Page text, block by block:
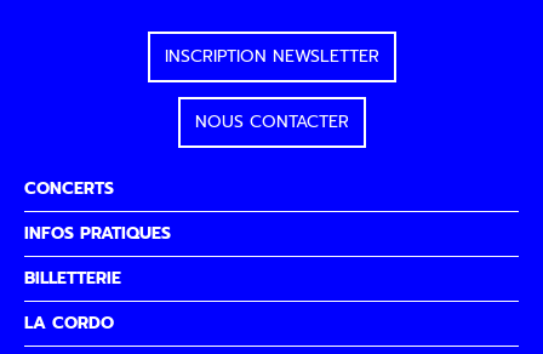
CONCERTS
INFOS PRATIQUES
BILLETTERIE
LA CORDO
INSCRIPTION NEWSLETTER
NOUS CONTACTER